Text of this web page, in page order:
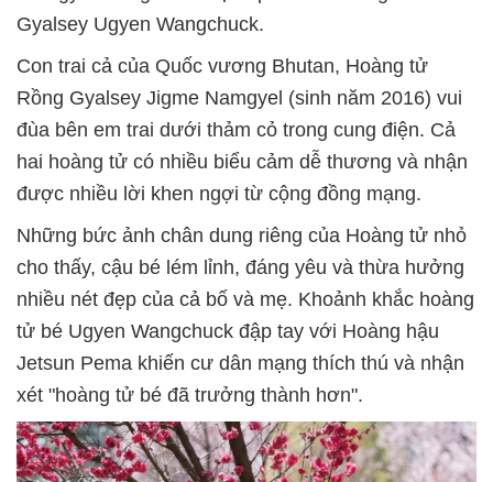
Gyalsey Ugyen Wangchuck.
Con trai cả của Quốc vương Bhutan, Hoàng tử
Rồng Gyalsey Jigme Namgyel (sinh năm 2016) vui
đùa bên em trai dưới thảm cỏ trong cung điện. Cả
hai hoàng tử có nhiều biểu cảm dễ thương và nhận
được nhiều lời khen ngợi từ cộng đồng mạng.
Những bức ảnh chân dung riêng của Hoàng tử nhỏ
cho thấy, cậu bé lém lỉnh, đáng yêu và thừa hưởng
nhiều nét đẹp của cả bố và mẹ. Khoảnh khắc hoàng
tử bé Ugyen Wangchuck đập tay với Hoàng hậu
Jetsun Pema khiến cư dân mạng thích thú và nhận
xét "hoàng tử bé đã trưởng thành hơn".